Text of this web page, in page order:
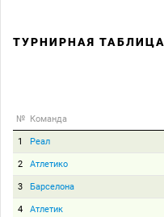
ТУРНИРНАЯ ТАБЛИЦА
№ Команда
1 Реал
2 Атлетико
3 Барселона
4 Атлетик